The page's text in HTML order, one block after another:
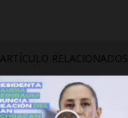
ARTÍCULO RELACIONADOS